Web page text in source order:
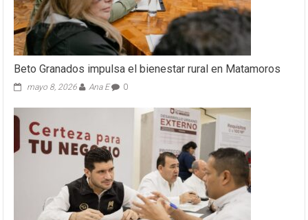
Beto Granados impulsa el bienestar rural en Matamoros
mayo 8, 2026 Ana E 0